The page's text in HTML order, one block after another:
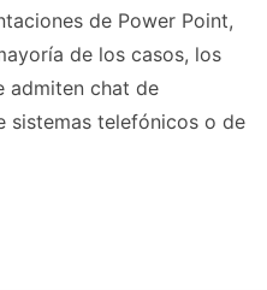
de Power Point,
de los casos, los
admiten chat de
sistemas telefónicos o de